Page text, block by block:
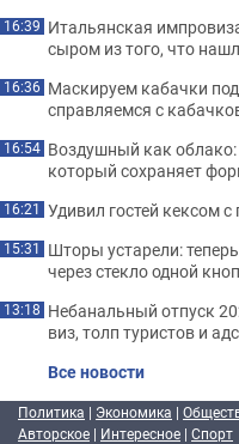
16:39 Итальянская
сыром из того, что
16:36 Маскируем кабачки
справляемся с
16:54 Воздушный как
который сохраняет
16:21 Удивил гостей кексом с
15:31 Шторы устарели:
через стекло одной
13:18 Небанальный отпуск
виз, толп туристов и
Все новости
Политика | Экономика |
Авторское | Интересное | Спорт